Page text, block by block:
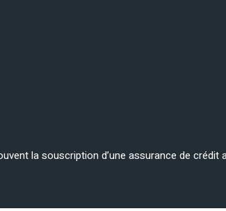
la souscription d’une assurance de crédit